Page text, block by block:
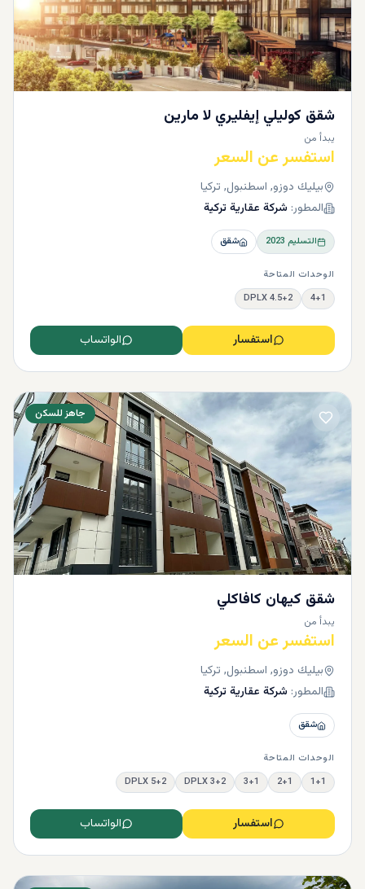
شقق كوليلي إيفليري لا مارين
يبدأ من
استفسر عن السعر
بيليك دوزو, اسطنبول, تركيا
المطور: شركة عقارية تركية
التسليم 2023 شقق
الوحدات المتاحة
4+1
4.5+2 DPLX
استفسار الواتساب
جاهز للسكن
شقق كيهان كافاكلي
يبدأ من
استفسر عن السعر
بيليك دوزو, اسطنبول, تركيا
المطور: شركة عقارية تركية
شقق
الوحدات المتاحة
1+1
2+1
3+1
3+2 DPLX
5+2 DPLX
استفسار الواتساب